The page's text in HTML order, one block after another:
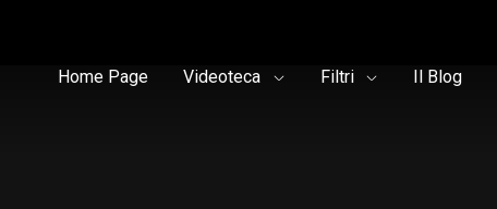
Home Page Videoteca Filtri Il Blog